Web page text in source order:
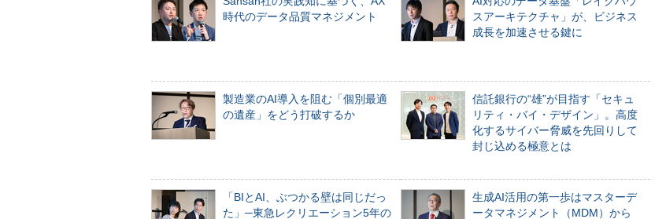
時代のデータ品質マネジメント
スアーキテクチャ」が、ビジネス
成長を加速させる鍵に
製造業のAI導入を阻む「個別最適
の遺産」をどう打破するか
信託銀行の“雄”が目指す「セキュ
リティ・バイ・デザイン」。高度
化するサイバー脅威を先回りして
封じ込める極意とは
「BIとAI、ぶつかる壁は同じだっ
た」─東急レクリエーション5年の
生成AI活用の第一歩はマスターデ
ータマネジメント（MDM）から